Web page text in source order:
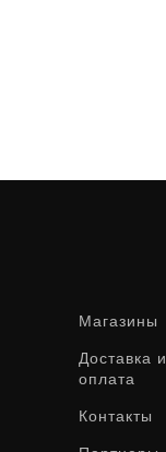
Магазины
Доставка и
оплата
Контакты